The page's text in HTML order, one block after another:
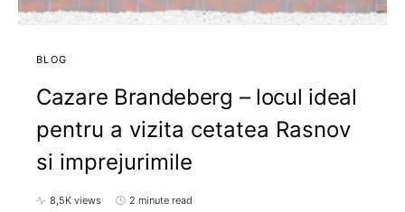
BLOG
Cazare Brandeberg – locul ideal
pentru a vizita cetatea Rasnov
si imprejurimile
8,5K views 2 minute read